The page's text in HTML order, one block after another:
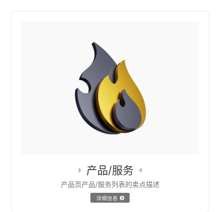
产品/服务
产品页产品/服务列表的卖点描述
详细信息